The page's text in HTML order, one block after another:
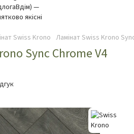
Swiss Krono Ламінат Swiss Krono
Sync Chrome V4